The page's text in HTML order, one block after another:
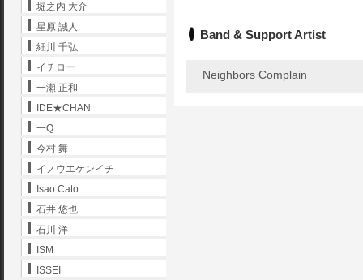
Band & Support Artist
Neighbors Complain
堀之内 大介
星原 誠人
細川 千弘
イチロー
一瀬 正和
IDE★CHAN
一Q
今村 舞
イノウエケンイチ
Isao Cato
石井 悠也
石川 洋
ISM
ISSEI